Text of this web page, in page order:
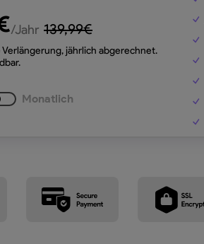
/Jahr 139,99€
jährlich abgerechnet.
Monatlich